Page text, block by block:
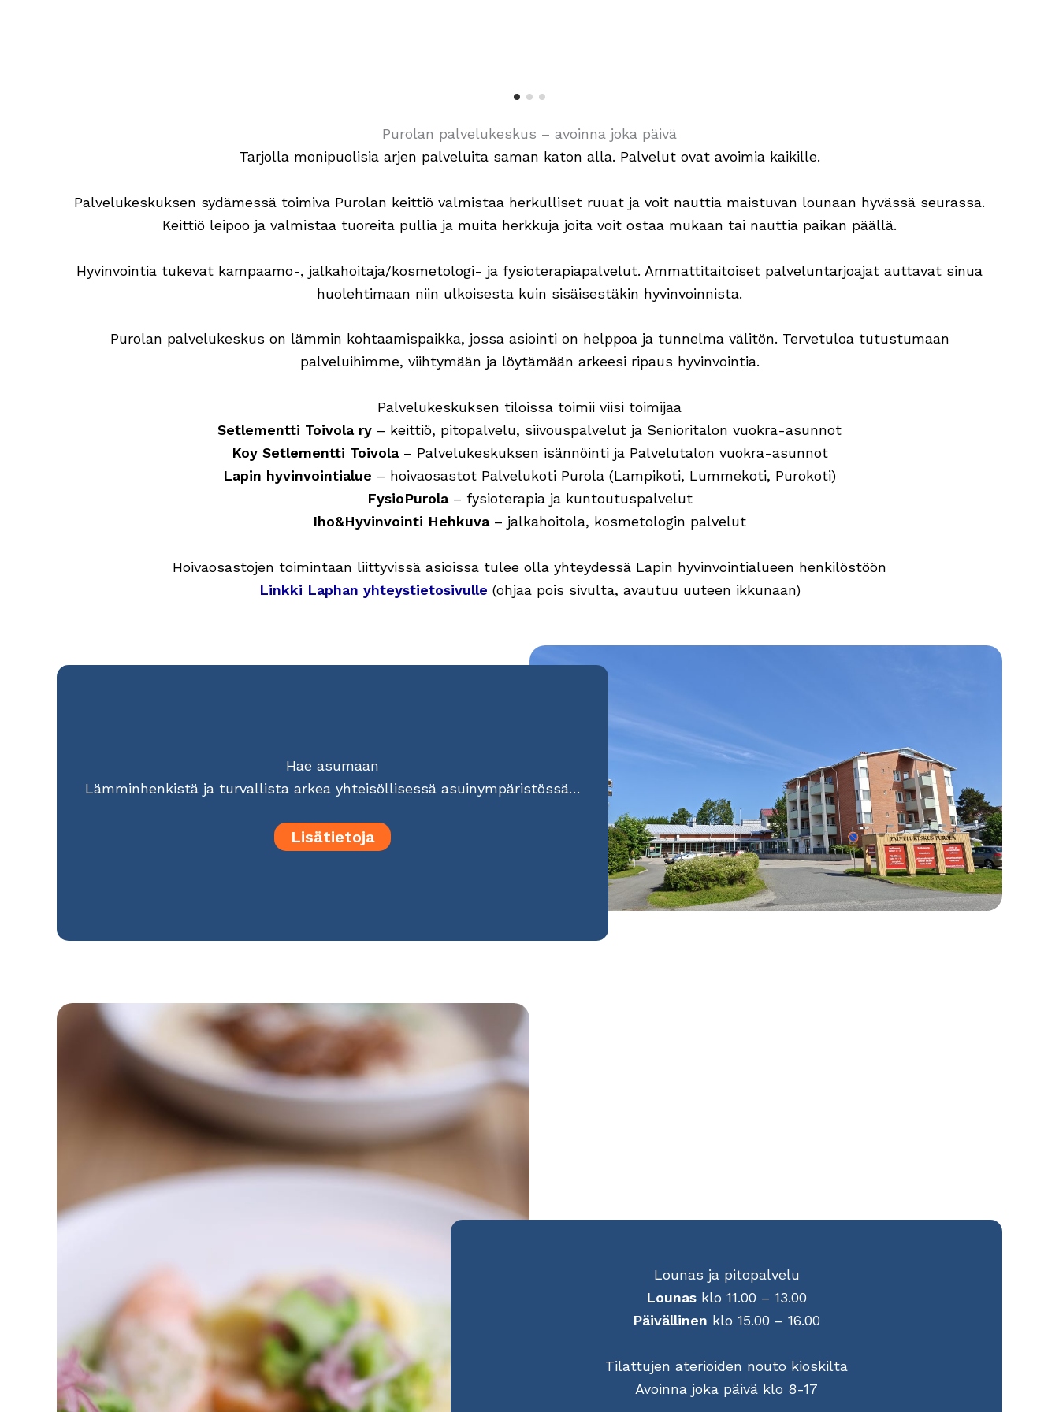
Purolan palvelukeskus – avoinna joka päivä
Tarjolla monipuolisia arjen palveluita saman katon alla. Palvelut ovat avoimia kaikille.
Palvelukeskuksen sydämessä toimiva Purolan keittiö valmistaa herkulliset ruuat ja voit nauttia maistuvan lounaan hyvässä seurassa.
Keittiö leipoo ja valmistaa tuoreita pullia ja muita herkkuja joita voit ostaa mukaan tai nauttia paikan päällä.
Hyvinvointia tukevat kampaamo-, jalkahoitaja/kosmetologi- ja fysioterapiapalvelut. Ammattitaitoiset palveluntarjoajat auttavat sinua
huolehtimaan niin ulkoisesta kuin sisäisestäkin hyvinvoinnista.
Purolan palvelukeskus on lämmin kohtaamispaikka, jossa asiointi on helppoa ja tunnelma välitön. Tervetuloa tutustumaan
palveluihimme, viihtymään ja löytämään arkeesi ripaus hyvinvointia.
Palvelukeskuksen tiloissa toimii viisi toimijaa
Setlementti Toivola ry – keittiö, pitopalvelu, siivouspalvelut ja Senioritalon vuokra-asunnot
Koy Setlementti Toivola– Palvelukeskuksen isännöinti ja Palvelutalon vuokra-asunnot
Lapin hyvinvointialue – hoivaosastot Palvelukoti Purola (Lampikoti, Lummekoti, Purokoti)
FysioPurola– fysioterapia ja kuntoutuspalvelut
Iho&Hyvinvointi Hehkuva – jalkahoitola, kosmetologin palvelut
Hoivaosastojen toimintaan liittyvissä asioissa tulee olla yhteydessä Lapin hyvinvointialueen henkilöstöön
Linkki Laphan yhteystietosivulle (ohjaa pois sivulta, avautuu uuteen ikkunaan)
Hae asumaan
Lämminhenkistä ja turvallista arkea yhteisöllisessä asuinympäristössä…
Lisätietoja
Lounas ja pitopalvelu
Lounas klo 11.00 – 13.00
Päivällinen klo 15.00 – 16.00
Tilattujen aterioiden nouto kioskilta
Avoinna joka päivä klo 8-17